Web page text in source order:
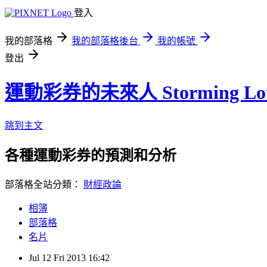
登入
我的部落格 我的部落格後台
我的帳號
登出
運動彩券的未來人 Storming
跳到主文
各種運動彩券的預測和分析
部落格全站分類： 財經政論
相簿
部落格
名片
Jul 12 Fri 2013 16:42